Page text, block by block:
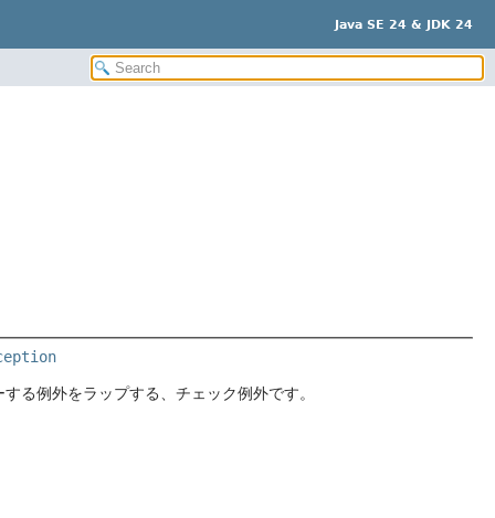
Java SE 24 & JDK 24
例外をラップする、チェック例外です。